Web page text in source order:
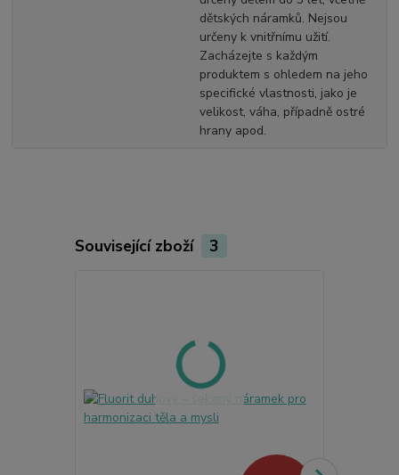
dětských náramků. Nejsou
určeny k vnitřnímu užití.
Zacházejte s každým
produktem s ohledem na jeho
specifické vlastnosti, jako je
velikost, váha, případně ostré
hrany apod.
Související zboží 3